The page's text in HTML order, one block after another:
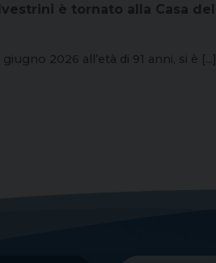
è tornato alla Casa del
2026 all’età di 91 anni, si è [...]